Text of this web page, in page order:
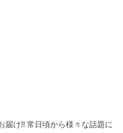
届け!! 常日頃から様々な話題に